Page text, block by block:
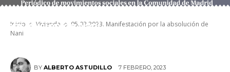
Inicio Vivienda
05.02.2023. Manifestación por la absolución de
Nani
absolución de Nani
BY ALBERTO ASTUDILLO 7 FEBRERO, 2023